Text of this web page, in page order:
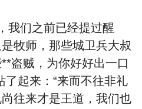
我们之前已经提过醒
牧师，那些城卫兵大叔
盗贼，为你好好出一口
了起来：“来而不往非礼
往来才是王道，我们也